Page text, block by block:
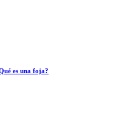
es una foja?